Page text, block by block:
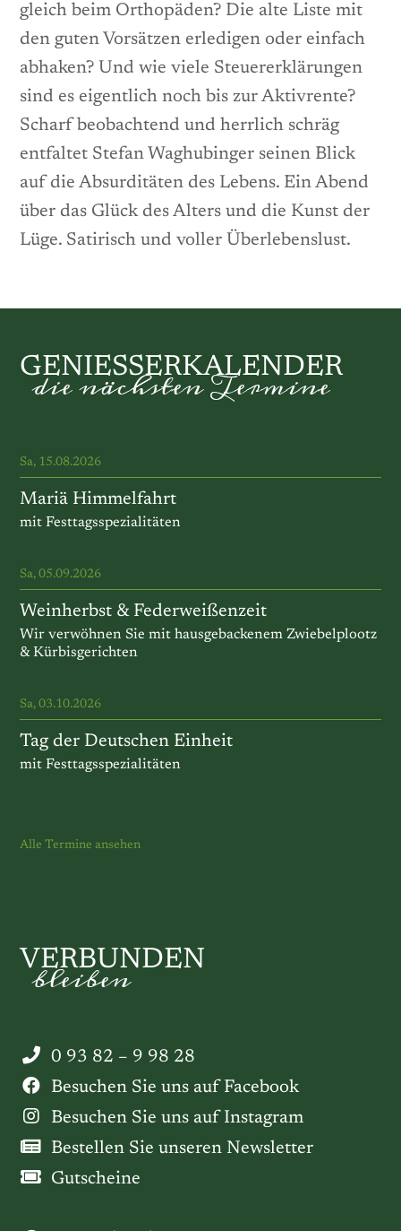
gleich beim Orthopäden? Die alte Liste mit
den guten Vorsätzen erledigen oder einfach
abhaken? Und wie viele Steuererklärungen
sind es eigentlich noch bis zur Aktivrente?
Scharf beobachtend und herrlich schräg
entfaltet Stefan Waghubinger seinen Blick
auf die Absurditäten des Lebens. Ein Abend
über das Glück des Alters und die Kunst der
Lüge. Satirisch und voller Überlebenslust.
GENIESSERKALENDER
die nächsten Termine
Sa, 15.08.2026
Mariä Himmelfahrt
mit Festtagsspezialitäten
Sa, 05.09.2026
Weinherbst & Federweißenzeit
Wir verwöhnen Sie mit hausgebackenem Zwiebelplootz
& Kürbisgerichten
Sa, 03.10.2026
Tag der Deutschen Einheit
mit Festtagsspezialitäten
Alle Termine ansehen
VERBUNDEN
bleiben
0 93 82 – 9 98 28
Besuchen Sie uns auf Facebook
Besuchen Sie uns auf Instagram
Bestellen Sie unseren Newsletter
Gutscheine